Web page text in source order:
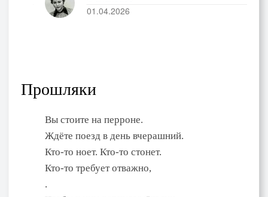
01.04.2026
Прошляки
Вы стоите на перроне.
Ждёте поезд в день вчерашний.
Кто-то ноет. Кто-то стонет.
Кто-то требует отважно,
.